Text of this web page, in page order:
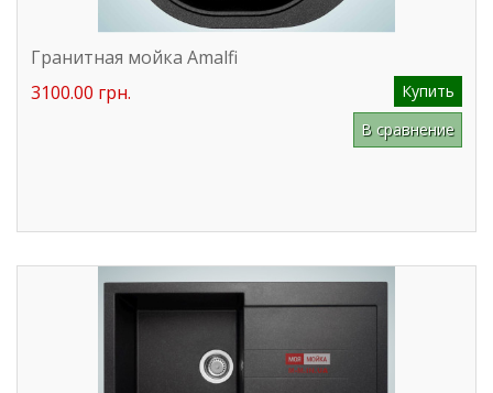
Гранитная мойка Amalfi
3100.00 грн.
Купить
В сравнение